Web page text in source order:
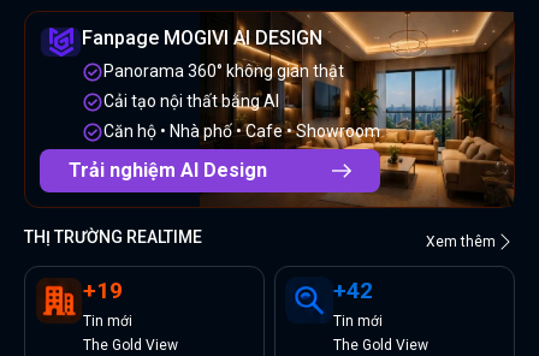
Fanpage MOGIVI AI DESIGN
Panorama 360° không gian thật
Cải tạo nội thất bằng AI
Căn hộ • Nhà phố • Cafe • Showroom
Trải nghiệm AI Design
THỊ TRƯỜNG REALTIME Xem thêm
+19
Tin mới
The Gold View
+42
Tin mới
The Gold View